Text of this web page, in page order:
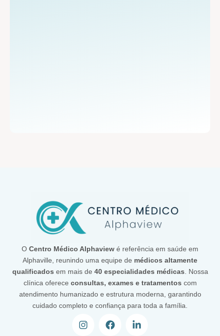
O Centro Médico Alphaview é referência em saúde em
Alphaville, reunindo uma equipe de médicos altamente
qualificados em mais de 40 especialidades médicas. Nossa
clínica oferece consultas, exames e tratamentos com
atendimento humanizado e estrutura moderna, garantindo
cuidado completo e confiança para toda a família.